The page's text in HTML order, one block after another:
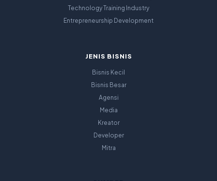
Technology Training Industry
Entrepreneurship Development
JENIS BISNIS
Bisnis Kecil
Bisnis Besar
Agensi
Media
Kreator
Developer
Mitra